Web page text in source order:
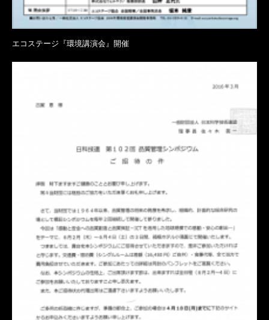
エコステージ『環境講演会』開催